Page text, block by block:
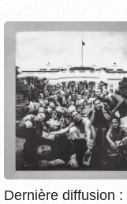
Dernière diffusion :